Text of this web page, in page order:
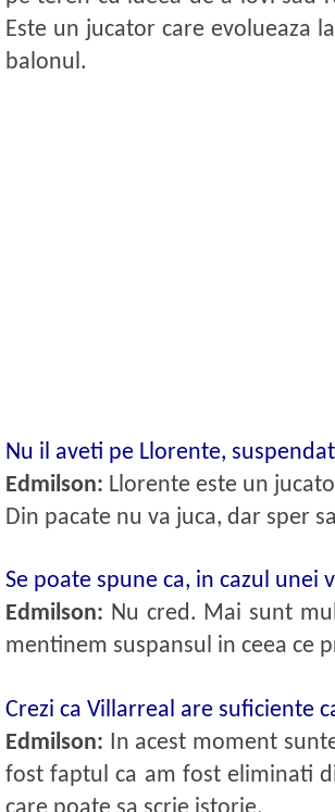
Este un jucator care evolueaza
balonul.
Nu il aveti pe Llorente,
Edmilson: Llorente este un
Din pacate nu va juca, dar sper
Se poate spune ca, in cazul unei
Edmilson: Nu cred. Mai sunt
mentinem suspansul in ceea ce
Crezi ca Villarreal are suficiente
Edmilson:
In acest moment
fost faptul ca am fost eliminati